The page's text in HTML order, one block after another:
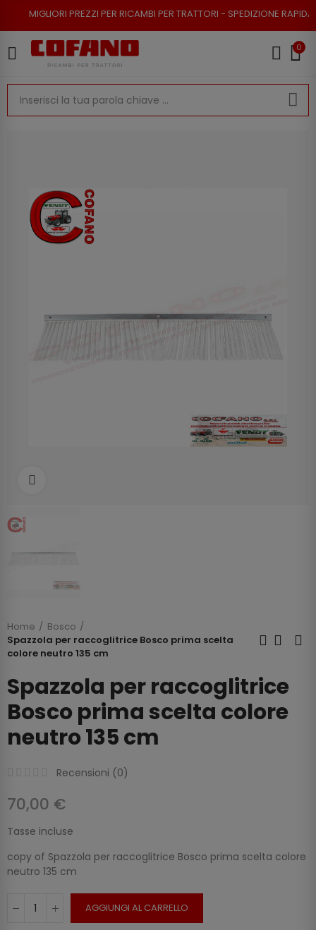
PREZZI PER RICAMBI PER TRATTORI - SPEDIZIONE RAPIDA - RESO
0
Home
Bosco
Spazzola per raccoglitrice Bosco prima scelta
colore neutro 135 cm
Spazzola per raccoglitrice
Bosco prima scelta colore
neutro 135 cm
Recensioni (0)
70,00 €
Tasse incluse
copy of Spazzola per raccoglitrice Bosco prima scelta colore
neutro 135 cm
AGGIUNGI AL CARRELLO